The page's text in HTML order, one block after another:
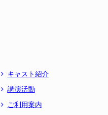
キャスト紹介
講演活動
ご利用案内